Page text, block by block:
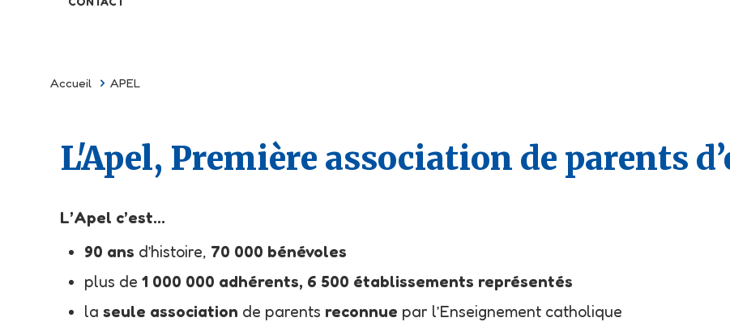
Accueil APEL
L'Apel, Première association de parents
L’Apel c’est…
90 ans d’histoire, 70 000 bénévoles
plus de 1 000 000 adhérents, 6 500 établissements représentés
la seule association de parents reconnue par l’Enseignement catholique